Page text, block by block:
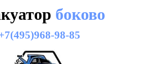
боково
98-85